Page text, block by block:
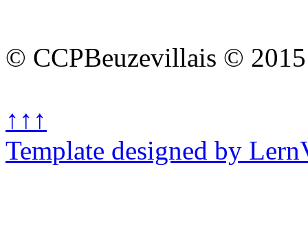
© CCPBeuzevillais © 2015
↑↑↑
Template designed by